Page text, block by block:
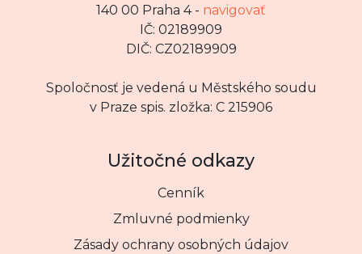
140 00 Praha 4 - navigovať
IČ: 02189909
DIČ: CZ02189909
Spoločnosť je vedená u Městského soudu
v Praze spis. zložka: C 215906
Užitočné odkazy
Cenník
Zmluvné podmienky
Zásady ochrany osobných údajov